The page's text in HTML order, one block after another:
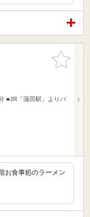
お気に入
りに追加
■JR「蒲田駅」よりバ
お食事処のラーメン